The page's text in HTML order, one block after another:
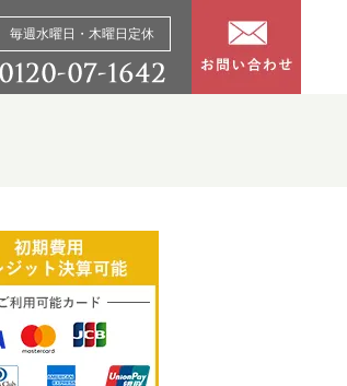
毎週水曜日・木曜日定休